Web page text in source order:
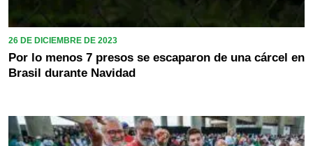
26 DE DICIEMBRE DE 2023
Por lo menos 7 presos se escaparon de una cárcel en
Brasil durante Navidad